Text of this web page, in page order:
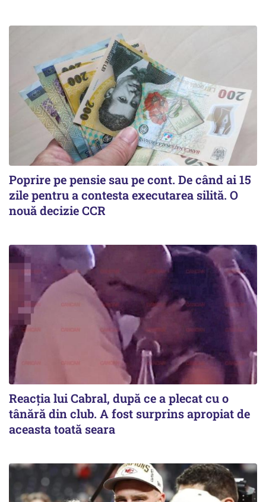
Poprire pe pensie sau pe cont. De când ai 15
zile pentru a contesta executarea silită. O
nouă decizie CCR
Reacția lui Cabral, după ce a plecat cu o
tânără din club. A fost surprins apropiat de
aceasta toată seara